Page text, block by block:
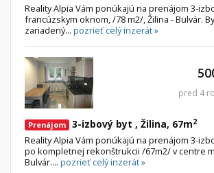
Reality Alpia Vám ponúkajú na prenájom 3-
francúzskym oknom, /78 m2/, Žilina - Bulvár.
zariadený... pozrieť celý inzerát »
Prenájom 3-izbový byt , Žilina, 67m2
Reality Alpia Vám ponúkajú na prenájom 3-
po kompletnej rekonštrukcii /67m2/ v centre
Bulvár.... pozrieť celý inzerát »
pred 4